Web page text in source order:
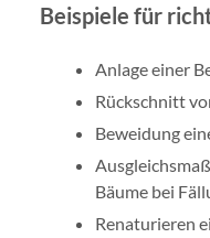
Beispiele für
Anlage einer
Rückschnitt
Beweidung
Bäume bei
Renaturieren